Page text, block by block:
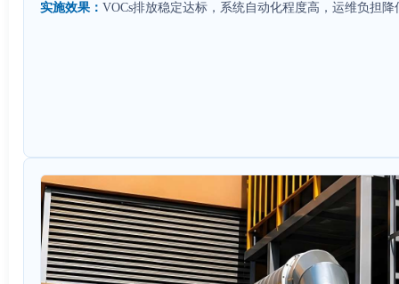
实施效果： VOCs排放稳定达标，系统自动化程度高，运维负担降